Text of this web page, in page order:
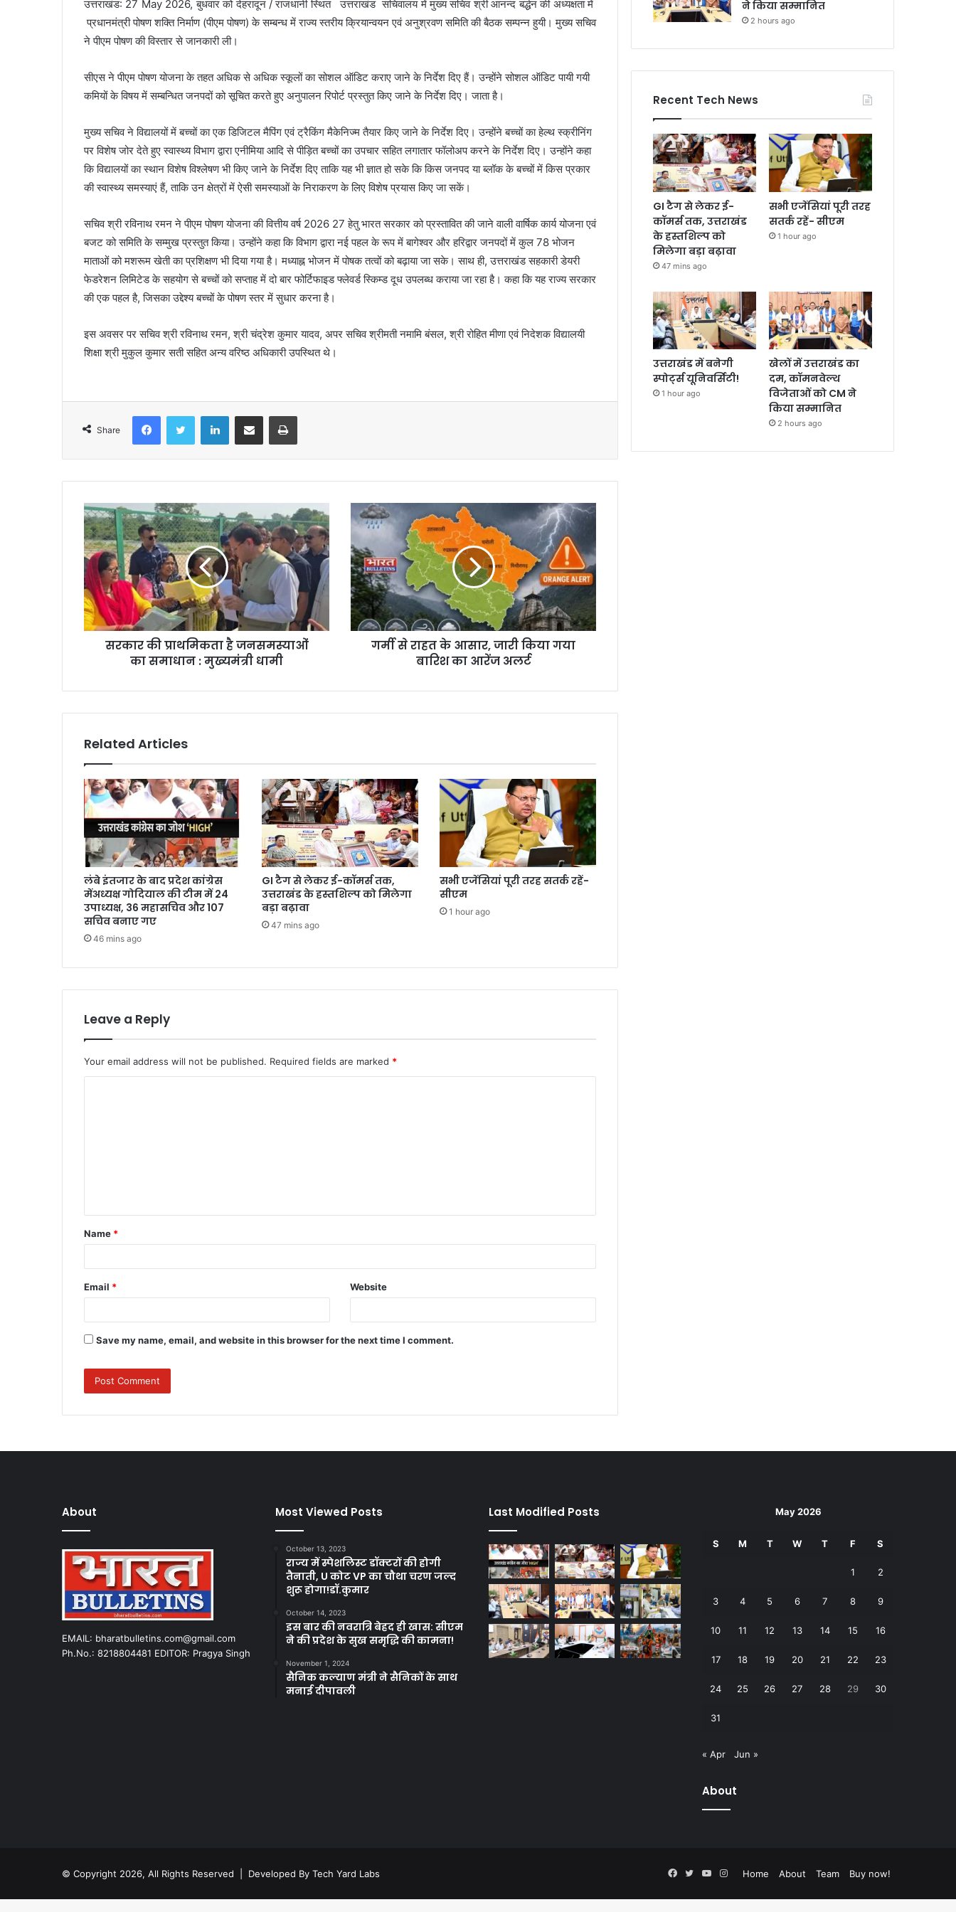
उत्तराखंड: 27 May 2026, बुधवार को देहरादून / राजधानी स्थित उत्तराखंड सचिवालय में मुख्य सचिव श्री आनन्द बर्द्धन की अध्यक्षता में
प्रधानमंत्री पोषण शक्ति निर्माण (पीएम पोषण) के सम्बन्ध में राज्य स्तरीय क्रियान्वयन एवं अनुश्रवण समिति की बैठक सम्पन्न हुयी। मुख्य सचिव
ने पीएम पोषण की विस्तार से जानकारी ली।
सीएस ने पीएम पोषण योजना के तहत अधिक से अधिक स्कूलों का सोशल ऑडिट कराए जाने के निर्देश दिए हैं। उन्होंने सोशल ऑडिट पायी गयी
कमियों के विषय में सम्बन्धित जनपदों को सूचित करते हुए अनुपालन रिपोर्ट प्रस्तुत किए जाने के निर्देश दिए। जाता है।
मुख्य सचिव ने विद्यालयों में बच्चों का एक डिजिटल मैपिंग एवं ट्रैकिंग मैकेनिज्म तैयार किए जाने के निर्देश दिए। उन्होंने बच्चों का हेल्थ स्क्रीनिंग
पर विशेष जोर देते हुए स्वास्थ्य विभाग द्वारा एनीमिया आदि से पीड़ित बच्चों का उपचार सहित लगातार फॉलोअप करने के निर्देश दिए। उन्होंने कहा
कि विद्यालयों का स्थान विशेष विश्लेषण भी किए जाने के निर्देश दिए ताकि यह भी ज्ञात हो सके कि किस जनपद या ब्लॉक के बच्चों में किस प्रकार
की स्वास्थ्य समस्याएं हैं, ताकि उन क्षेत्रों में ऐसी समस्याओं के निराकरण के लिए विशेष प्रयास किए जा सकें।
सचिव श्री रविनाथ रमन ने पीएम पोषण योजना की वित्तीय वर्ष 2026 27 हेतु भारत सरकार को प्रस्तावित की जाने वाली वार्षिक कार्य योजना एवं
बजट को समिति के सम्मुख प्रस्तुत किया। उन्होंने कहा कि विभाग द्वारा नई पहल के रूप में बागेश्वर और हरिद्वार जनपदों में कुल 78 भोजन
माताओं को मशरूम खेती का प्रशिक्षण भी दिया गया है। मध्याह्न भोजन में पोषक तत्वों को बढ़ाया जा सके। साथ ही, उत्तराखंड सहकारी डेयरी
फेडरेशन लिमिटेड के सहयोग से बच्चों को सप्ताह में दो बार फोर्टिफाइड फ्लेवर्ड स्किम्ड दूध उपलब्ध कराया जा रहा है। कहा कि यह राज्य सरकार
की एक पहल है, जिसका उद्देश्य बच्चों के पोषण स्तर में सुधार करना है।
इस अवसर पर सचिव श्री रविनाथ रमन, श्री चंद्रेश कुमार यादव, अपर सचिव श्रीमती नमामि बंसल, श्री रोहित मीणा एवं निदेशक विद्यालयी
शिक्षा श्री मुकुल कुमार सती सहित अन्य वरिष्ठ अधिकारी उपस्थित थे।
Share
सरकार की प्राथमिकता है जनसमस्याओं
का समाधान : मुख्यमंत्री धामी
गर्मी से राहत के आसार, जारी किया गया
बारिश का आरेंज अलर्ट
Related Articles
लंबे इंतजार के बाद प्रदेश कांग्रेस
मेंअध्यक्ष गोदियाल की टीम में 24
उपाध्यक्ष, 36 महासचिव और 107
सचिव बनाए गए
46 mins ago
GI टैग से लेकर ई-कॉमर्स तक,
उत्तराखंड के हस्तशिल्प को मिलेगा
बड़ा बढ़ावा
47 mins ago
सभी एजेंसियां पूरी तरह सतर्क रहें-
सीएम
1 hour ago
Leave a Reply
Your email address will not be published. Required fields are marked *
t
*
Name *
Email * Website
Save my name, email, and website in this browser for the next time I comment.
ने किया सम्मानित
2 hours ago
Recent Tech News
GI टैग से लेकर ई-
कॉमर्स तक, उत्तराखंड
के हस्तशिल्प को
मिलेगा बड़ा बढ़ावा
47 mins ago
सभी एजेंसियां पूरी तरह
सतर्क रहें- सीएम
1 hour ago
उत्तराखंड में बनेगी
स्पोर्ट्स यूनिवर्सिटी!
1 hour ago
खेलों में उत्तराखंड का
दम, कॉमनवेल्थ
विजेताओं को CM ने
किया सम्मानित
2 hours ago
About
EMAIL: bharatbulletins.com@gmail.com
Ph.No.: 8218804481 EDITOR: Pragya Singh
Most Viewed Posts
October 13, 2023
राज्य में स्पेशलिस्ट डॉक्टरों की होगी
तैनाती, U कोट VP का चौथा चरण जल्द
शुरू होगा!डॉ.कुमार
October 14, 2023
इस बार की नवरात्रि बेहद ही खास: सीएम
ने की प्रदेश के सुख समृद्धि की कामना!
November 1, 2024
सैनिक कल्याण मंत्री ने सैनिकों के साथ
मनाई दीपावली
Last Modified Posts May 2026
S M T W T F S
1 2
3 4 5 6 7 8 9
10 11 12 13 14 15 16
17 18 19 20 21 22 23
24 25 26 27 28 29 30
31
« Apr Jun »
About
© Copyright 2026, All Rights Reserved | Developed By Tech Yard Labs Home About Team Buy now!
Facebook
TwitterYouTube
Instagram